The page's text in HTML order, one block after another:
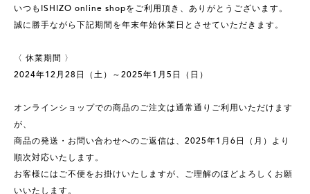
いつもISHIZO online shopをご利用頂き、ありがとうございます。
誠に勝手ながら下記期間を年末年始休業日とさせていただきます。
〈 休業期間 〉
2024年12月28日（土）～2025年1月5日（日）
オンラインショップでの商品のご注文は通常通りご利用いただけます
が、
商品の発送・お問い合わせへのご返信は、2025年1月6日（月）より
順次対応いたします。
お客様にはご不便をお掛けいたしますが、ご理解のほどよろしくお願
いいたします。